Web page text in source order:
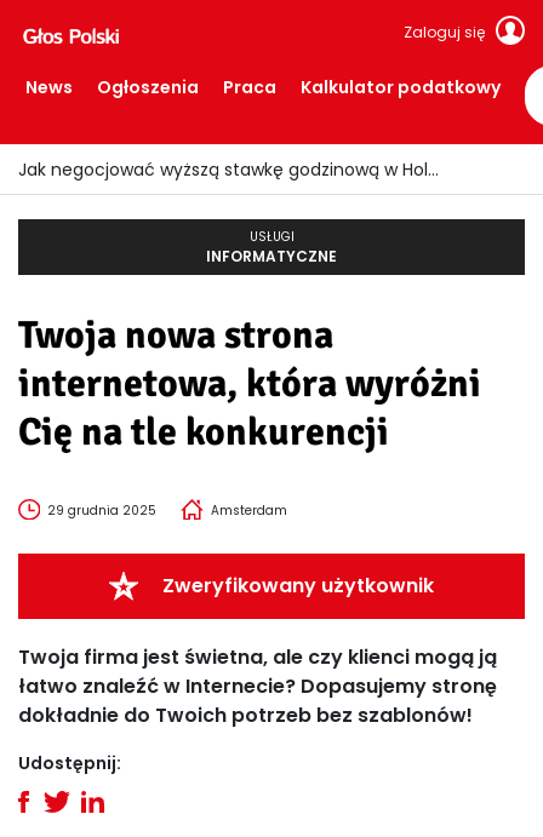
Zaloguj się
News Ogłoszenia Praca Kalkulator podatkowy
Jak negocjować wyższą stawkę godzinową w Holandii?
USŁUGI
INFORMATYCZNE
Twoja nowa strona
internetowa, która wyróżni
Cię na tle konkurencji
29 grudnia 2025 Amsterdam
Zweryfikowany użytkownik
Twoja firma jest świetna, ale czy klienci mogą ją
łatwo znaleźć w Internecie? Dopasujemy stronę
dokładnie do Twoich potrzeb bez szablonów!
Udostępnij: